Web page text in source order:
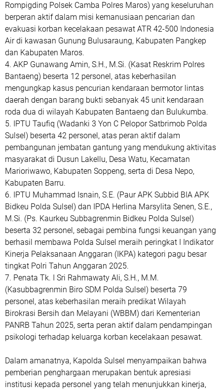
Rompigding Polsek Camba Polres Maros) yang keseluruhan
berperan aktif dalam misi kemanusiaan pencarian dan
evakuasi korban kecelakaan pesawat ATR 42-500 Indonesia
Air di kawasan Gunung Bulusaraung, Kabupaten Pangkep
dan Kabupaten Maros.
4. AKP Gunawang Amin, S.H., M.Si. (Kasat Reskrim Polres
Bantaeng) beserta 12 personel, atas keberhasilan
mengungkap kasus pencurian kendaraan bermotor lintas
daerah dengan barang bukti sebanyak 45 unit kendaraan
roda dua di wilayah Kabupaten Bantaeng dan Bulukumba.
5. IPTU Taufiq (Wadanki 3 Yon C Pelopor Satbrimob Polda
Sulsel) beserta 42 personel, atas peran aktif dalam
pembangunan jembatan gantung yang mendukung aktivitas
masyarakat di Dusun Lakellu, Desa Watu, Kecamatan
Marioriwawo, Kabupaten Soppeng, serta di Desa Nepo,
Kabupaten Barru.
6. IPTU Muhammad Isnain, S.E. (Paur APK Subbid BIA APK
Bidkeu Polda Sulsel) dan IPDA Herlina Marsylita Senen, S.E.,
M.Si. (Ps. Kaurkeu Subbagrenmin Bidkeu Polda Sulsel)
beserta 32 personel, sebagai pembina fungsi keuangan yang
berhasil membawa Polda Sulsel meraih peringkat I Indikator
Kinerja Pelaksanaan Anggaran (IKPA) kategori pagu besar
tingkat Polri Tahun Anggaran 2025.
7. Penata Tk. I Sri Rahmawaty Ali, S.H., M.M.
(Kasubbagrenmin Biro SDM Polda Sulsel) beserta 79
personel, atas keberhasilan meraih predikat Wilayah
Birokrasi Bersih dan Melayani (WBBM) dari Kementerian
PANRB Tahun 2025, serta peran aktif dalam pendampingan
psikologi terhadap keluarga korban kecelakaan pesawat.
Dalam amanatnya, Kapolda Sulsel menyampaikan bahwa
pemberian penghargaan merupakan bentuk apresiasi
institusi kepada personel yang telah menunjukkan kinerja,